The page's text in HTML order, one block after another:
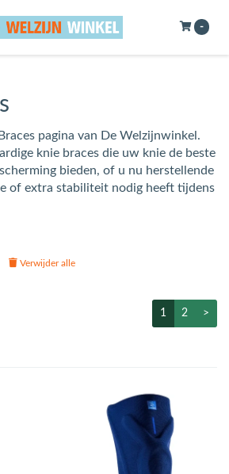
& Toilet)
-
pagina van De Welzijnwinkel.
knie braces die uw knie de beste
bieden, of u nu herstellende
of extra stabiliteit nodig heeft tijdens
Verwijder alle
1 2 >